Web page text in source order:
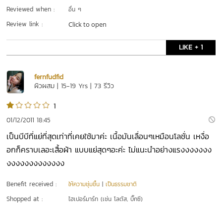
Reviewed when : อื่น ๆ
Review link : Click to open
LIKE + 1
fernfudfid
ผิวผสม | 15-19 Yrs | 73 รีวิว
1
01/12/2011 18:45
เป็นบีบีที่แย่ที่สุดเท่าที่เคยใช้มาค่ะ เนื้อมันเลื่อนๆเหมือนโลชั่น เหงื่อ
อกก็คราบเลอะเสื้อผ้า แบบแย่สุดๆอะค่ะ ไม่แนะนำอย่างแรงงงงงงง
งงงงงงงงงงงงง
Benefit received : ให้ความชุ่มชื้น |เป็นธรรมชาติ
Shopped at : ไฮเปอร์มาร์ท (เช่น โลตัส, บิ๊กซี)